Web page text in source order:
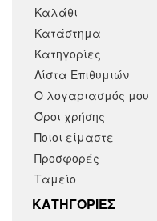
Καλάθι
Κατάστημα
Κατηγορίες
Λίστα Επιθυμιών
Ο λογαριασμός μου
Όροι χρήσης
Ποιοι είμαστε
Προσφορές
Ταμείο
KΑΤΗΓΟΡΙΕΣ